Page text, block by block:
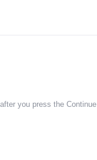
you press the